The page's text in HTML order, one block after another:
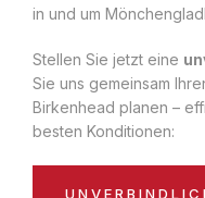
in und um
Stellen Sie jetzt eine
Sie uns gemeinsam
Birkenhead planen –
besten Konditionen: